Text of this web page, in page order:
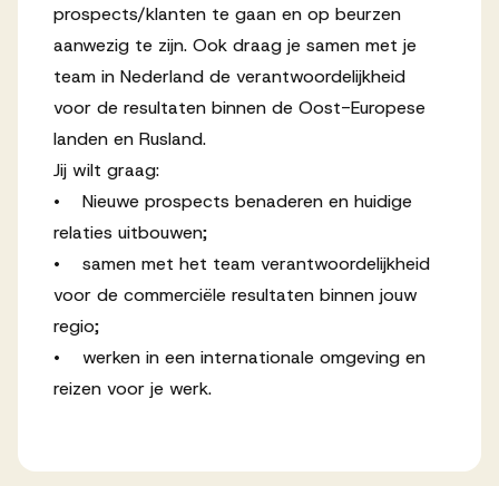
Inspiratie
prospects/klanten te gaan en op beurzen
aanwezig te zijn. Ook draag je samen met je
team in Nederland de verantwoordelijkheid
voor de resultaten binnen de Oost-Europese
landen en Rusland.
Jij wilt graag:
• Nieuwe prospects benaderen en huidige
relaties uitbouwen;
• samen met het team verantwoordelijkheid
voor de commerciële resultaten binnen jouw
regio;
• werken in een internationale omgeving en
reizen voor je werk.